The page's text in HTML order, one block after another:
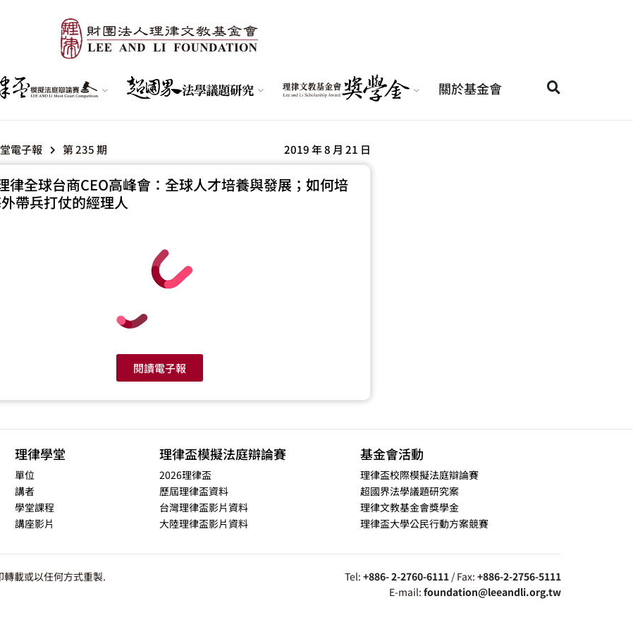
關於基金會
電子報 第 235 期 2019 年 8 月 21 日
律全球台商CEO高峰會：全球人才培養與發展；如何培
帶兵打仗的經理人
閱讀電子報
理律學堂
單位
講者
學堂課程
講座影片
理律盃模擬法庭辯論賽
2026理律盃
歷屆理律盃資料
台灣理律盃影片資料
大陸理律盃影片資料
基金會活動
理律盃校際模擬法庭辯論賽
超國界法學議題研究案
理律文教基金會獎學金
理律盃大學公民行動方案競賽
載或以任何方式重製.
Tel: +886- 2-2760-6111 / Fax: +886-2-2756-5111
E-mail: foundation@leeandli.org.tw